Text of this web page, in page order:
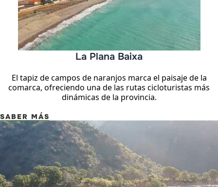
La Plana Baixa
El tapiz de campos de naranjos marca el paisaje de la
comarca, ofreciendo una de las rutas cicloturistas más
dinámicas de la provincia.
SABER MÁS